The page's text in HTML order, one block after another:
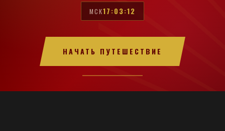
МСК17:03:13
НАЧАТЬ ПУТЕШЕСТВИЕ